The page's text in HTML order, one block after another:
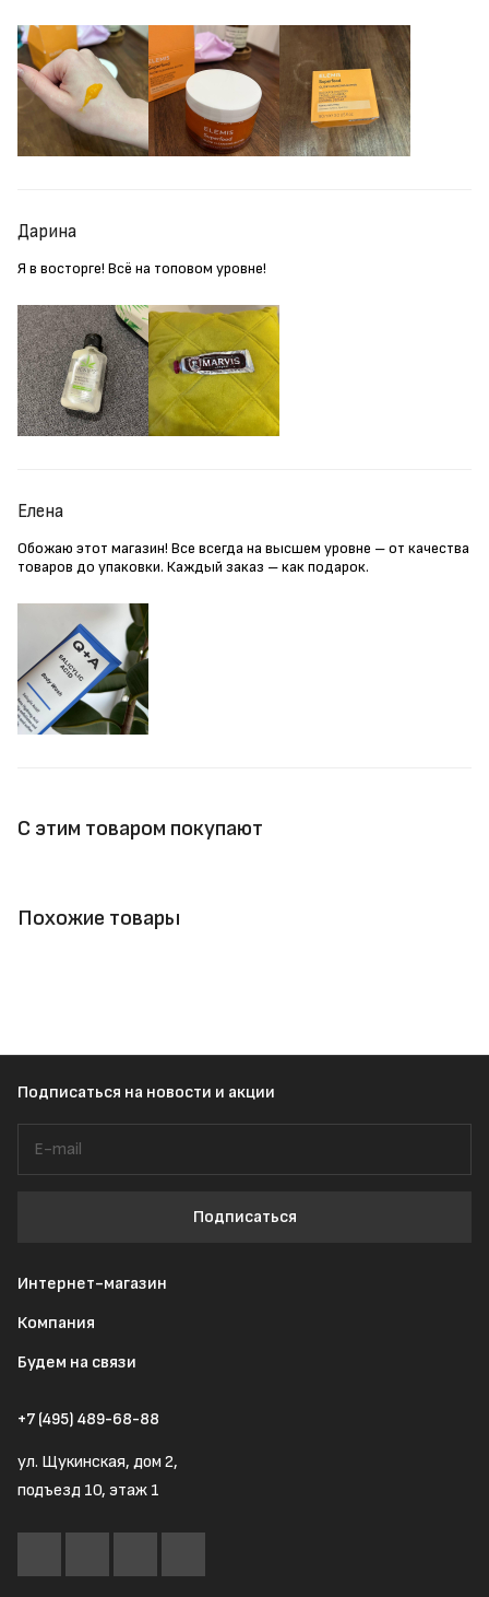
Дарина
Я в восторге! Всё на топовом уровне!
Елена
Обожаю этот магазин! Все всегда на высшем уровне – от качества
товаров до упаковки. Каждый заказ – как подарок.
С этим товаром покупают
Похожие товары
Подписаться на новости и акции
Подписаться
Интернет-магазин
Компания
Будем на связи
+7 (495) 489-68-88
ул. Щукинская, дом 2,
подъезд 10, этаж 1